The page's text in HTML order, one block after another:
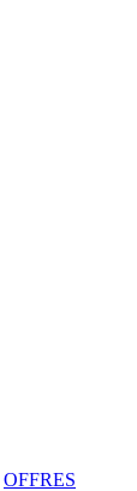
OFFRES